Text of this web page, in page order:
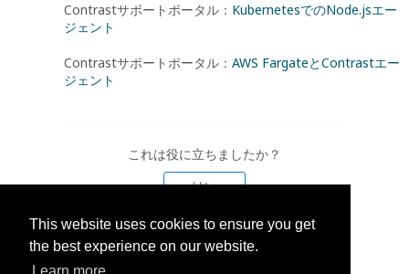
This website uses cookies to ensure you get
the best experience on our website.
Contrastサポートポータル： KubernetesでのNode.jsエー
ジェント
Contrastサポートポータル： AWS FargateとContrastエー
ジェント
これは役に立ちましたか？
はい
いいえ